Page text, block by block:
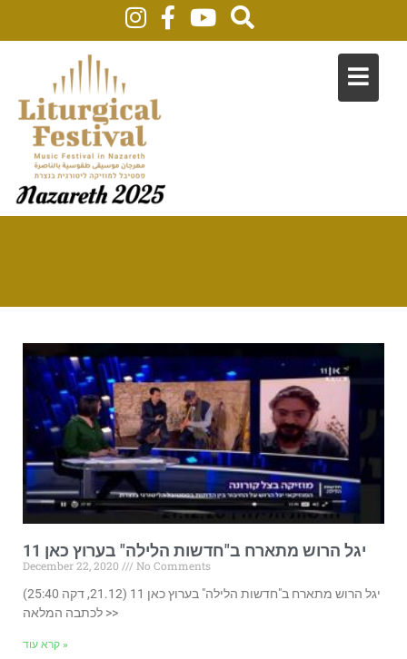
יגל הרוש מתארח ב"חדשות הלילה" בערוץ כאן 11
December 22, 2020
No Comments
יגל הרוש מתארח ב"חדשות הלילה" בערוץ כאן 11 (21.12, דקה 25:40)
לכתבה המלאה >>
קרא עוד »